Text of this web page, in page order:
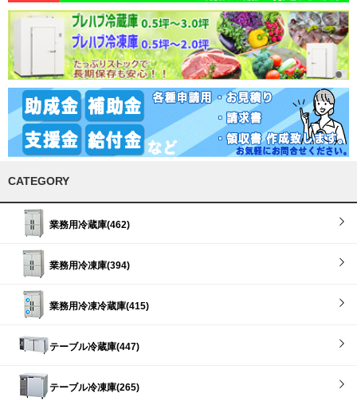
CATEGORY
業務用冷蔵庫(462)
業務用冷凍庫(394)
業務用冷凍冷蔵庫(415)
テーブル冷蔵庫(447)
テーブル冷凍庫(265)